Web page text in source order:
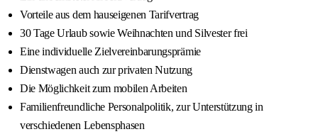
Vorteile aus dem hauseigenen Tarifvertrag
30 Tage Urlaub sowie Weihnachten und Silvester frei
Eine individuelle Zielvereinbarungsprämie
Dienstwagen auch zur privaten Nutzung
Die Möglichkeit zum mobilen Arbeiten
Familienfreundliche Personalpolitik, zur Unterstützung in
verschiedenen Lebensphasen